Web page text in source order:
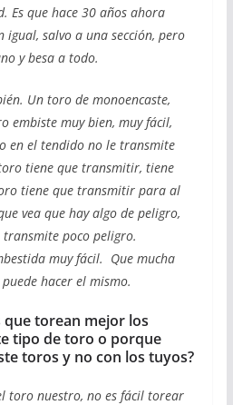
Es que hace 30 años ahora
salvo a una sección, pero
y besa a todo.
Un toro de monoencaste,
embiste muy bien, muy fácil,
en el tendido no le transmite
tiene que transmitir, tiene
tiene que transmitir para al
vea que hay algo de peligro,
poco peligro.
muy fácil. Que mucha
hacer el mismo.
que torean mejor los
tipo de toro o porque
toros y no con los tuyos?
toro nuestro, no es fácil torear